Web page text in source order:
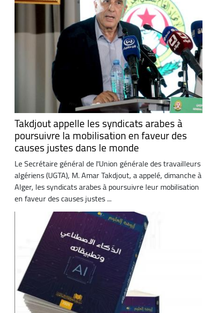
Takdjout appelle les syndicats arabes à
poursuivre la mobilisation en faveur des
causes justes dans le monde
Le Secrétaire général de l'Union générale des travailleurs
algériens (UGTA), M. Amar Takdjout, a appelé, dimanche à
Alger, les syndicats arabes à poursuivre leur mobilisation
en faveur des causes justes ...